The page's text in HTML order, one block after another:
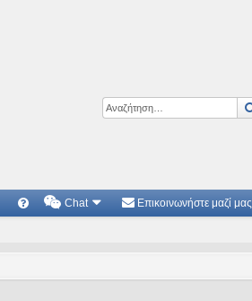
Γ
Chat Επικοινωνήστε μαζί μας